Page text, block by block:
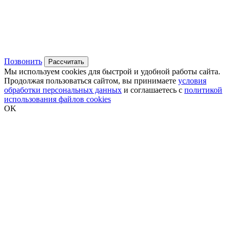
Позвонить Рассчитать
Мы используем cookies для быстрой и удобной работы сайта.
Продолжая пользоваться сайтом, вы принимаете условия
обработки персональных данных и соглашаетесь с политикой
использования файлов cookies
OK